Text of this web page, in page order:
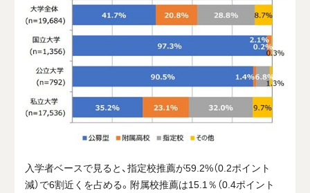
入学者ベースで見ると、指定校推薦が59.2%（0.2ポイント
減）で6割近くを占める。附属校推薦は15.1％（0.4ポイント